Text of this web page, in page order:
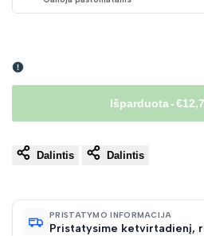
Išparduota-
Dalintis Dalintis
PRISTATYMO INFORMACIJA
Pristatysime ketvirtadienį,